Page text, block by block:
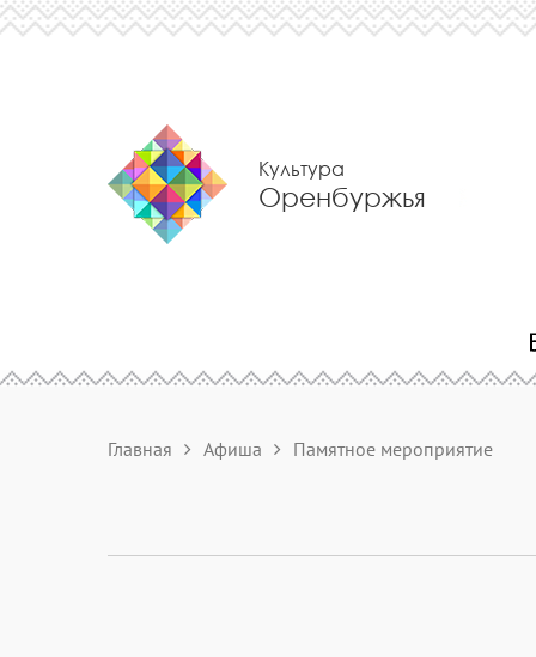
Культура
Оренбуржья
Главная Афиша Памятное мероприятие